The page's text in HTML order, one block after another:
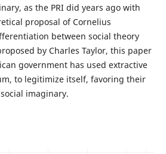
as the PRI did years ago with
proposal of Cornelius
between social theory
by Charles Taylor, this paper
government has used extractive
to legitimize itself, favoring their
imaginary.